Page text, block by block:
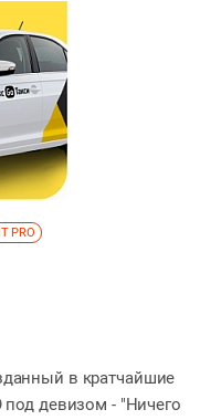
PRO
в кратчайшие
под девизом - "Ничего